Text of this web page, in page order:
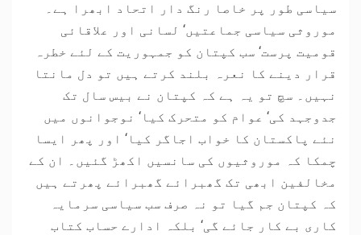
سیاسی طور پر خاصا رنگ دار اتحاد ابھرا ہے۔
موروثی سیاسی جماعتیں‘ لسانی اور علاقائی
قومیت پرست‘ سب کپتان کو جمہوریت کے لئے خطرہ
قرار دینے کا نعرہ بلند کرتے ہیں تو دل مانتا
نہیں۔ سچ تو یہ ہے کہ کپتان نے بیس سال تک
جدوجہد کی‘ عوام کو متحرک کیا‘ نوجوانوں میں
نئے پاکستان کا خواب اجاگر کیا‘ اور پھر ایسا
چمکا کہ موروثیوں کی سانسیں اکھڑ گئیں۔ ان کے
مخالفین ابھی تک گھبرائے گھبرائے پھرتے ہیں
کہ کپتان جم گیا تو نہ صرف سب سیاسی سرمایہ
کاری بے کار جائے گی‘ بلکہ ادارے حساب کتاب